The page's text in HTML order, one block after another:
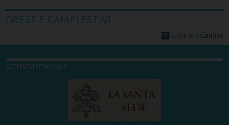
GREST E CAMPI ESTIVI
tutte le iniziative
SITI ISTITUZIONALI